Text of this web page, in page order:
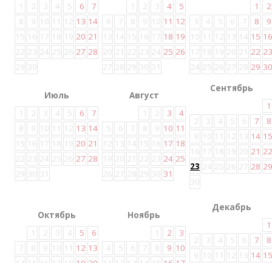
1
2 3 4 5 6
7
8
9 10 11 12 13 14
15 16 17 18 19 20 21
22 23 24 25 26 27 28
29 30
1
2 3 4
5
6
7 8 9 10 11 12
13 14 15 16 17 18 19
20 21 22 23 24 25 26
27 28 29 30 31
1
2
3
4 5 6 7 8
9
10 11 12 13 14 15 16
17 18 19 20 21 22 23
24 25 26 27 28 29 30
Июль
1
2 3 4 5 6
7
8
9 10 11 12 13 14
15 16 17 18 19 20 21
22 23 24 25 26 27 28
29 30 31
Август
1
2 3
4
5
6 7 8 9 10 11
12 13 14 15 16 17 18
19 20 21 22 23 24 25
26 27 28 29 30 31
Сентябрь
1
2
3 4 5 6 7
8
9 10 11 12 13 14 15
16 17 18 19 20 21 22
23 24 25 26 27 28 29
30
Октябрь
1
2 3 4 5
6
7
8 9 10 11 12 13
Ноябрь
1
2
3
4
5 6 7 8 9 10
Декабрь
1
2
3 4 5 6 7
8
9 10 11 12 13 14 15